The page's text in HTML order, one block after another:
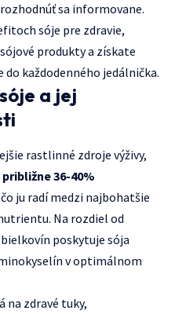
sa informovane.
sóje pre zdravie,
produkty a získate
každodenného jedálnička.
a jej
rastlinné zdroje výživy,
36-40%
ju radí medzi najbohatšie
Na rozdiel od
poskytuje sója
v optimálnom
na zdravé tuky,